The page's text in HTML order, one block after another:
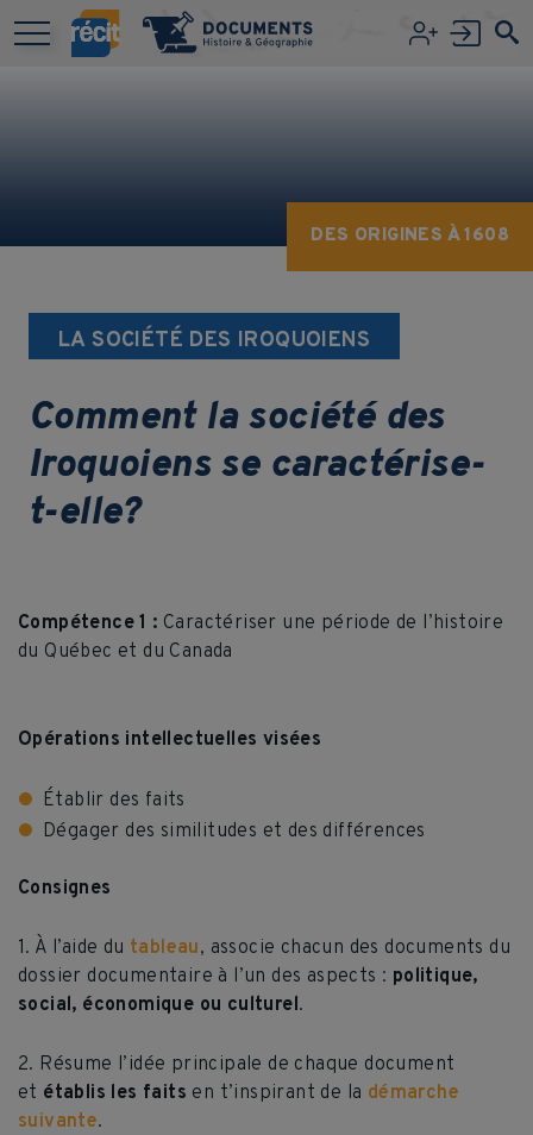
Aller au contenu principal
LA SOCIÉTÉ DES IROQUOIENS
Comment la société des
Iroquoiens se caractérise-
t-elle?
DES ORIGINES À 1608
Compétence 1 : Caractériser une période de l’histoire
du Québec et du Canada
Opérations intellectuelles visées
Établir des faits
Dégager des similitudes et des différences
Consignes
1. À l’aide du tableau, associe chacun des documents du
dossier documentaire à l’un des aspects : politique,
social, économique ou culturel.
2. Résume l’idée principale de chaque document
et établis les faits en t’inspirant de la démarche
suivante.